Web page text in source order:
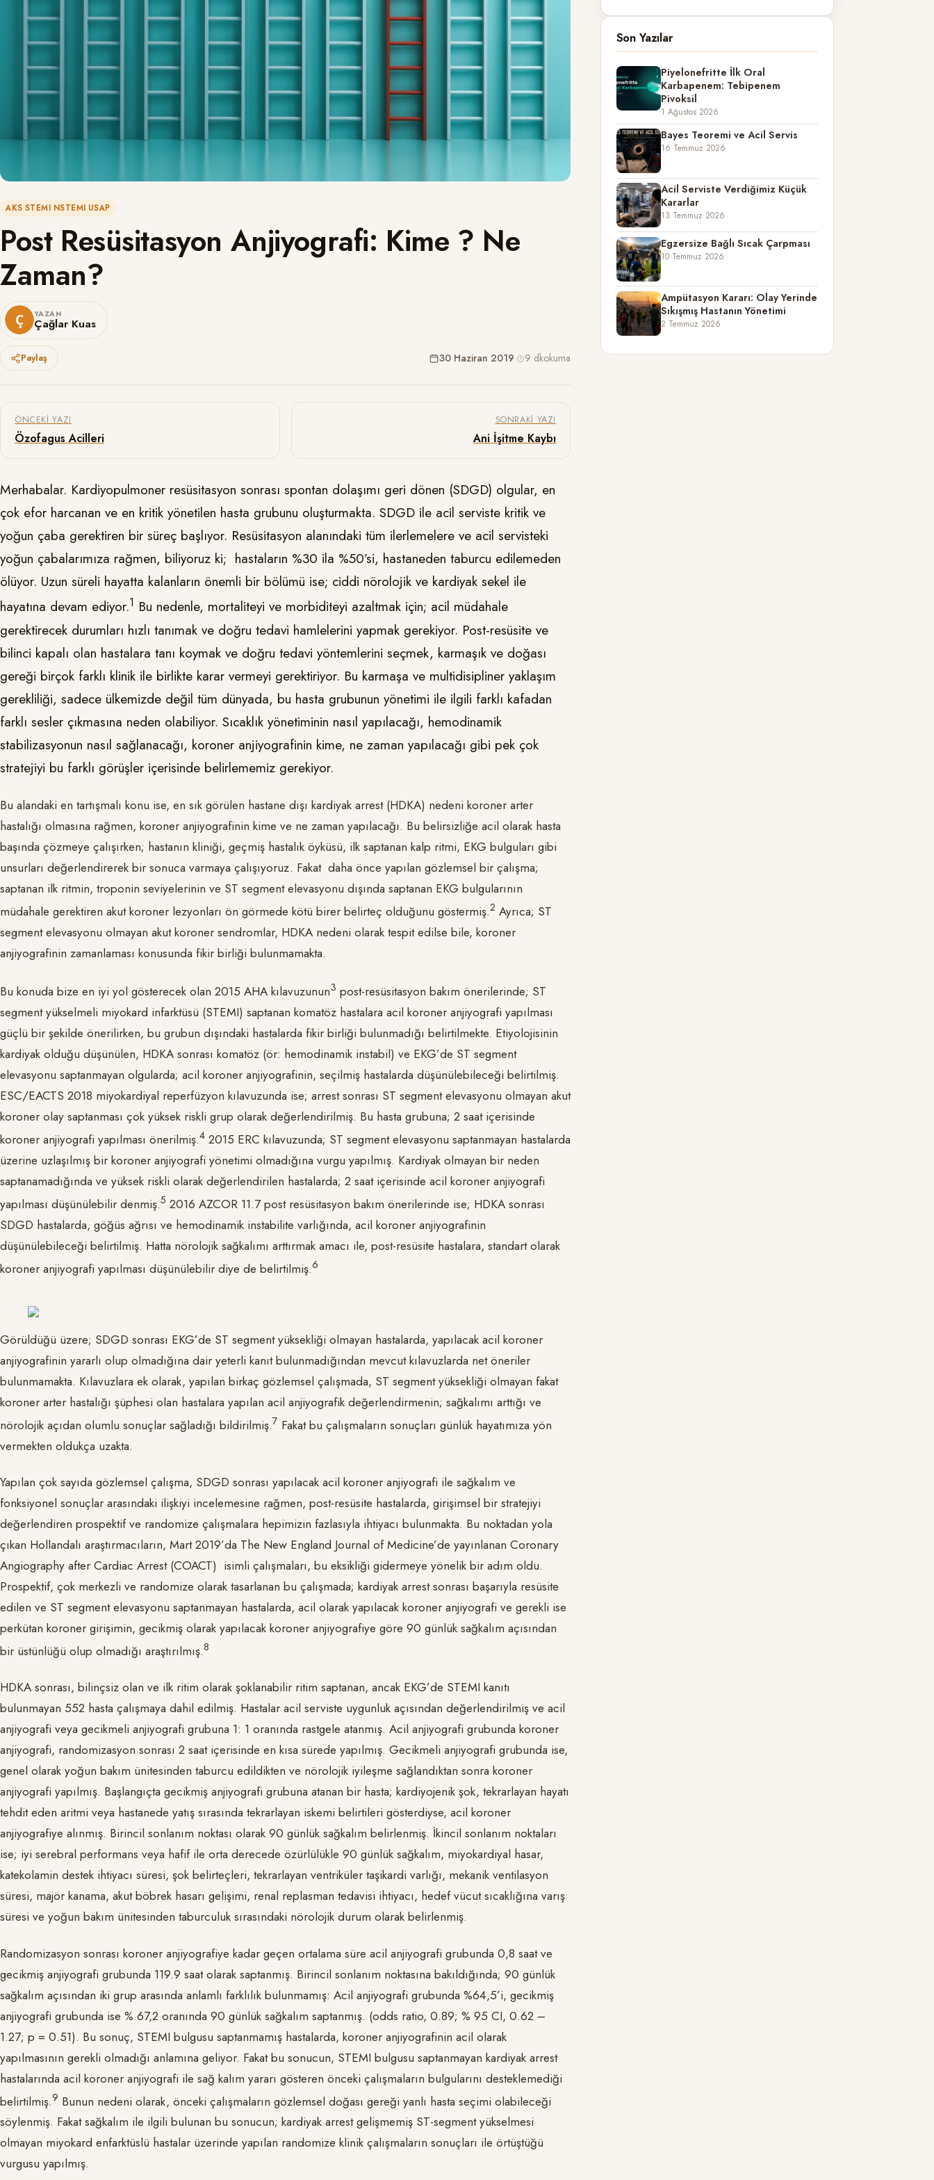
AKS STEMI NSTEMI USAP
Post Resüsitasyon Anjiyografi: Kime ? Ne
Zaman?
YAZAN
Çağlar Kuas
30 Haziran 2019· 9 dkokuma
Paylaş
Yazı gezinmesi
ÖNCEKI YAZI
Özofagus Acilleri
SONRAKI YAZI
Ani İşitme Kaybı
Merhabalar. Kardiyopulmoner resüsitasyon sonrası spontan dolaşımı geri dönen (SDGD) olgular, en
çok efor harcanan ve en kritik yönetilen hasta grubunu oluşturmakta. SDGD ile acil serviste kritik ve
yoğun çaba gerektiren bir süreç başlıyor. Resüsitasyon alanındaki tüm ilerlemelere ve acil servisteki
yoğun çabalarımıza rağmen, biliyoruz ki; hastaların %30 ila %50’si, hastaneden taburcu edilemeden
ölüyor. Uzun süreli hayatta kalanların önemli bir bölümü ise; ciddi nörolojik ve kardiyak sekel ile
hayatına devam ediyor.​1​ Bu nedenle, mortaliteyi ve morbiditeyi azaltmak için; acil müdahale
gerektirecek durumları hızlı tanımak ve doğru tedavi hamlelerini yapmak gerekiyor. Post-resüsite ve
bilinci kapalı olan hastalara tanı koymak ve doğru tedavi yöntemlerini seçmek, karmaşık ve doğası
gereği birçok farklı klinik ile birlikte karar vermeyi gerektiriyor. Bu karmaşa ve multidisipliner yaklaşım
gerekliliği, sadece ülkemizde değil tüm dünyada, bu hasta grubunun yönetimi ile ilgili farklı kafadan
farklı sesler çıkmasına neden olabiliyor. Sıcaklık yönetiminin nasıl yapılacağı, hemodinamik
stabilizasyonun nasıl sağlanacağı, koroner anjiyografinin kime, ne zaman yapılacağı gibi pek çok
stratejiyi bu farklı görüşler içerisinde belirlememiz gerekiyor.
Bu alandaki en tartışmalı konu ise, en sık görülen hastane dışı kardiyak arrest (HDKA) nedeni koroner arter
hastalığı olmasına rağmen, koroner anjiyografinin kime ve ne zaman yapılacağı. Bu belirsizliğe acil olarak hasta
başında çözmeye çalışırken; hastanın kliniği, geçmiş hastalık öyküsü, ilk saptanan kalp ritmi, EKG bulguları gibi
unsurları değerlendirerek bir sonuca varmaya çalışıyoruz. Fakat daha önce yapılan gözlemsel bir çalışma;
saptanan ilk ritmin, troponin seviyelerinin ve ST segment elevasyonu dışında saptanan EKG bulgularının
müdahale gerektiren akut koroner lezyonları ön görmede kötü birer belirteç olduğunu göstermiş.​2​ Ayrıca; ST
segment elevasyonu olmayan akut koroner sendromlar, HDKA nedeni olarak tespit edilse bile, koroner
anjiyografinin zamanlaması konusunda fikir birliği bulunmamakta.
Bu konuda bize en iyi yol gösterecek olan 2015 AHA kılavuzunun​3​ post-resüsitasyon bakım önerilerinde; ST
segment yükselmeli miyokard infarktüsü (STEMI) saptanan komatöz hastalara acil koroner anjiyografi yapılması
güçlü bir şekilde önerilirken, bu grubun dışındaki hastalarda fikir birliği bulunmadığı belirtilmekte. Etiyolojisinin
kardiyak olduğu düşünülen, HDKA sonrası komatöz (ör: hemodinamik instabil) ve EKG’de ST segment
elevasyonu saptanmayan olgularda; acil koroner anjiyografinin, seçilmiş hastalarda düşünülebileceği belirtilmiş.
ESC/EACTS 2018 miyokardiyal reperfüzyon kılavuzunda ise; arrest sonrası ST segment elevasyonu olmayan akut
koroner olay saptanması çok yüksek riskli grup olarak değerlendirilmiş. Bu hasta grubuna; 2 saat içerisinde
koroner anjiyografi yapılması önerilmiş.​4​ 2015 ERC kılavuzunda; ST segment elevasyonu saptanmayan hastalarda
üzerine uzlaşılmış bir koroner anjiyografi yönetimi olmadığına vurgu yapılmış. Kardiyak olmayan bir neden
saptanamadığında ve yüksek riskli olarak değerlendirilen hastalarda; 2 saat içerisinde acil koroner anjiyografi
yapılması düşünülebilir denmiş.​5​ 2016 AZCOR 11.7 post resüsitasyon bakım önerilerinde ise; HDKA sonrası
SDGD hastalarda, göğüs ağrısı ve hemodinamik instabilite varlığında, acil koroner anjiyografinin
düşünülebileceği belirtilmiş. Hatta nörolojik sağkalımı arttırmak amacı ile, post-resüsite hastalara, standart olarak
koroner anjiyografi yapılması düşünülebilir diye de belirtilmiş.​6​
Görüldüğü üzere; SDGD sonrası EKG’de ST segment yüksekliği olmayan hastalarda, yapılacak acil koroner
anjiyografinin yararlı olup olmadığına dair yeterli kanıt bulunmadığından mevcut kılavuzlarda net öneriler
bulunmamakta. Kılavuzlara ek olarak, yapılan birkaç gözlemsel çalışmada, ST segment yüksekliği olmayan fakat
koroner arter hastalığı şüphesi olan hastalara yapılan acil anjiyografik değerlendirmenin; sağkalımı arttığı ve
nörolojik açıdan olumlu sonuçlar sağladığı bildirilmiş.​7​ Fakat bu çalışmaların sonuçları günlük hayatımıza yön
vermekten oldukça uzakta.
Yapılan çok sayıda gözlemsel çalışma, SDGD sonrası yapılacak acil koroner anjiyografi ile sağkalım ve
fonksiyonel sonuçlar arasındaki ilişkiyi incelemesine rağmen, post-resüsite hastalarda, girişimsel bir stratejiyi
değerlendiren prospektif ve randomize çalışmalara hepimizin fazlasıyla ihtiyacı bulunmakta. Bu noktadan yola
çıkan Hollandalı araştırmacıların, Mart 2019’da The New England Journal of Medicine’de yayınlanan Coronary
Angiography after Cardiac Arrest (COACT) isimli çalışmaları, bu eksikliği gidermeye yönelik bir adım oldu.
Prospektif, çok merkezli ve randomize olarak tasarlanan bu çalışmada; kardiyak arrest sonrası başarıyla resüsite
edilen ve ST segment elevasyonu saptanmayan hastalarda, acil olarak yapılacak koroner anjiyografi ve gerekli ise
perkütan koroner girişimin, gecikmiş olarak yapılacak koroner anjiyografiye göre 90 günlük sağkalım açısından
bir üstünlüğü olup olmadığı araştırılmış.​8​
HDKA sonrası, bilinçsiz olan ve ilk ritim olarak şoklanabilir ritim saptanan, ancak EKG’de STEMI kanıtı
bulunmayan 552 hasta çalışmaya dahil edilmiş. Hastalar acil serviste uygunluk açısından değerlendirilmiş ve acil
anjiyografi veya gecikmeli anjiyografi grubuna 1: 1 oranında rastgele atanmış. Acil anjiyografi grubunda koroner
anjiyografi, randomizasyon sonrası 2 saat içerisinde en kısa sürede yapılmış. Gecikmeli anjiyografi grubunda ise,
genel olarak yoğun bakım ünitesinden taburcu edildikten ve nörolojik iyileşme sağlandıktan sonra koroner
anjiyografi yapılmış. Başlangıçta gecikmiş anjiyografi grubuna atanan bir hasta; kardiyojenik şok, tekrarlayan hayatı
tehdit eden aritmi veya hastanede yatış sırasında tekrarlayan iskemi belirtileri gösterdiyse, acil koroner
anjiyografiye alınmış. Birincil sonlanım noktası olarak 90 günlük sağkalım belirlenmiş. İkincil sonlanım noktaları
ise; iyi serebral performans veya hafif ile orta derecede özürlülükle 90 günlük sağkalım, miyokardiyal hasar,
katekolamin destek ihtiyacı süresi, şok belirteçleri, tekrarlayan ventriküler taşikardi varlığı, mekanik ventilasyon
süresi, majör kanama, akut böbrek hasarı gelişimi, renal replasman tedavisi ihtiyacı, hedef vücut sıcaklığına varış
süresi ve yoğun bakım ünitesinden taburculuk sırasındaki nörolojik durum olarak belirlenmiş.
Randomizasyon sonrası koroner anjiyografiye kadar geçen ortalama süre acil anjiyografi grubunda 0,8 saat ve
gecikmiş anjiyografi grubunda 119.9 saat olarak saptanmış. Birincil sonlanım noktasına bakıldığında; 90 günlük
sağkalım açısından iki grup arasında anlamlı farklılık bulunmamış: Acil anjiyografi grubunda %64,5’i, gecikmiş
anjiyografi grubunda ise % 67,2 oranında 90 günlük sağkalım saptanmış. (odds ratio, 0.89; % 95 CI, 0.62 –
1.27; p = 0.51). Bu sonuç, STEMI bulgusu saptanmamış hastalarda, koroner anjiyografinin acil olarak
yapılmasının gerekli olmadığı anlamına geliyor. Fakat bu sonucun, STEMI bulgusu saptanmayan kardiyak arrest
hastalarında acil koroner anjiyografi ile sağ kalım yararı gösteren önceki çalışmaların bulgularını desteklemediği
belirtilmiş.​9​ Bunun nedeni olarak, önceki çalışmaların gözlemsel doğası gereği yanlı hasta seçimi olabileceği
söylenmiş. Fakat sağkalım ile ilgili bulunan bu sonucun; kardiyak arrest gelişmemiş ST-segment yükselmesi
olmayan miyokard enfarktüslü hastalar üzerinde yapılan randomize klinik çalışmaların sonuçları ile örtüştüğü
vurgusu yapılmış.
Son Yazılar
Piyelonefritte İlk Oral
Karbapenem: Tebipenem
Pivoksil
1 Ağustos 2026
Bayes Teoremi ve Acil Servis
16 Temmuz 2026
Acil Serviste Verdiğimiz Küçük
Kararlar
13 Temmuz 2026
Egzersize Bağlı Sıcak Çarpması
10 Temmuz 2026
Ampütasyon Kararı: Olay Yerinde
Sıkışmış Hastanın Yönetimi
2 Temmuz 2026